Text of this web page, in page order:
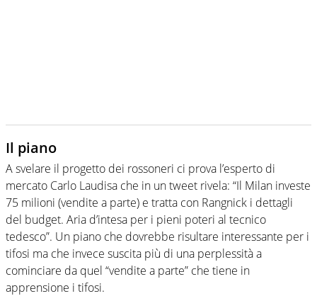
Il piano
A svelare il progetto dei rossoneri ci prova l’esperto di
mercato Carlo Laudisa che in un tweet rivela: “Il Milan investe
75 milioni (vendite a parte) e tratta con Rangnick i dettagli
del budget. Aria d’intesa per i pieni poteri al tecnico
tedesco”. Un piano che dovrebbe risultare interessante per i
tifosi ma che invece suscita più di una perplessità a
cominciare da quel “vendite a parte” che tiene in
apprensione i tifosi.